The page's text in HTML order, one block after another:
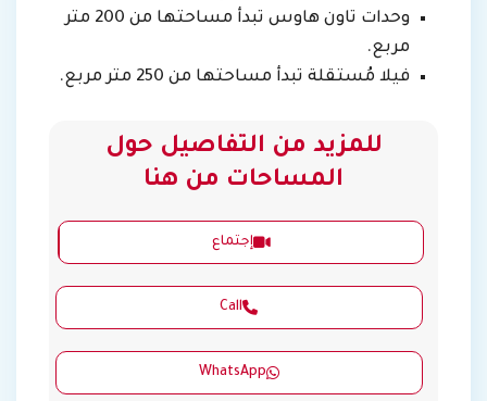
وحدات تاون هاوس تبدأ مساحتها من 200 متر
مربع.
فيلا مُستقلة تبدأ مساحتها من 250 متر مربع.
للمزيد من التفاصيل حول
المساحات من هنا
إجتماع
Call
WhatsApp